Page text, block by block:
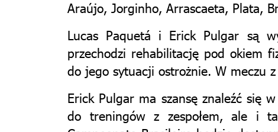
Araújo, Jorginho, Arrascaeta, Plata,
Lucas Paquetá i Erick Pulgar są
przechodzi rehabilitację pod okiem
do jego sytuacji ostrożnie. W meczu
Erick Pulgar ma szansę znaleźć się
do treningów z zespołem, ale i